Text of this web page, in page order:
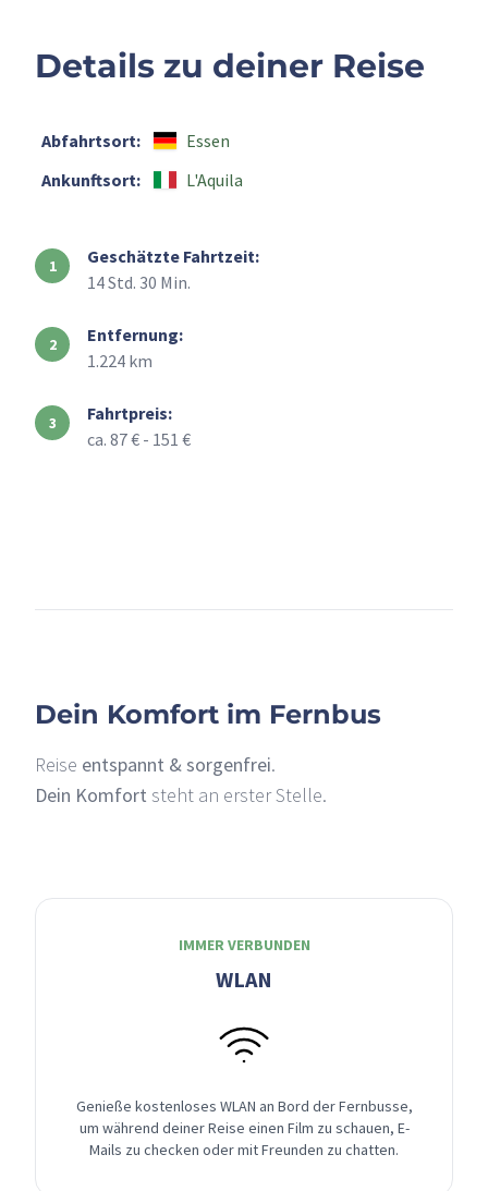
Details zu deiner Reise
Abfahrtsort:
Essen
Ankunftsort:
L'Aquila
Geschätzte Fahrtzeit:
14 Std. 30 Min.
Entfernung:
1.224 km
Fahrtpreis:
ca. 87 € - 151 €
Dein Komfort im Fernbus
Reise entspannt & sorgenfrei.
Dein Komfort steht an erster Stelle.
IMMER VERBUNDEN
WLAN
Genieße kostenloses WLAN an Bord der Fernbusse,
um während deiner Reise einen Film zu schauen, E-
Mails zu checken oder mit Freunden zu chatten.